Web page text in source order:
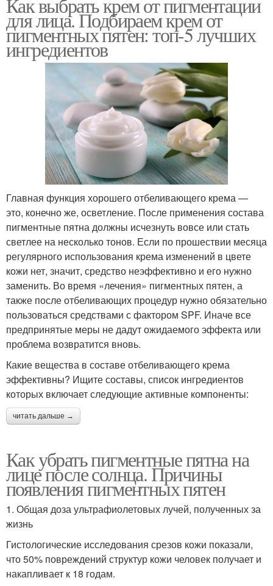
для лица. Подбираем крем от
пигментных пятен: топ-5 лучших
ингредиентов
Главная функция хорошего отбеливающего крема —
это, конечно же, осветление. После применения состава
пигментные пятна должны исчезнуть вовсе или стать
светлее на несколько тонов. Если по прошествии месяца
регулярного использования крема изменений в цвете
кожи нет, значит, средство неэффективно и его нужно
заменить. Во время «лечения» пигментных пятен, а
также после отбеливающих процедур нужно обязательно
пользоваться средствами с фактором SPF. Иначе все
предпринятые меры не дадут ожидаемого эффекта или
проблема возвратится вновь.
Какие вещества в составе отбеливающего крема
эффективны? Ищите составы, список ингредиентов
которых включает следующие активные компоненты:
читать дальше →
Как убрать пигментные пятна на
лице после солнца. Причины
появления пигментных пятен
1. Общая доза ультрафиолетовых лучей, полученных за
жизнь
Гистологические исследования срезов кожи показали,
что 50% повреждений структур кожи человек получает и
накапливает к 18 годам.